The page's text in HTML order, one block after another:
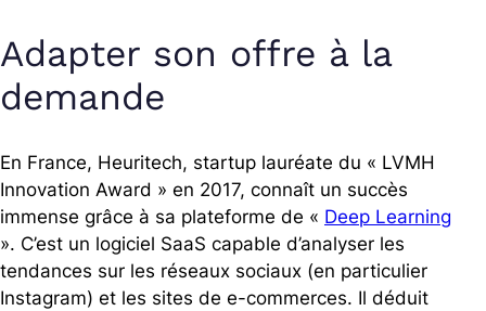
Adapter son offre à la
demande
En France, Heuritech, startup lauréate du « LVMH
Innovation Award » en 2017, connaît un succès
immense grâce à sa plateforme de « Deep Learning
». C’est un logiciel SaaS capable d’analyser les
tendances sur les réseaux sociaux (en particulier
Instagram) et les sites de e-commerces. Il déduit